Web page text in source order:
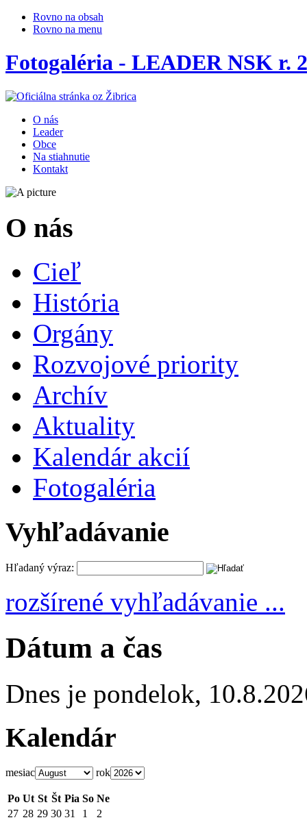
Rovno na obsah
Rovno na menu
Fotogaléria - LEADER NSK r.
O nás
Leader
Obce
Na stiahnutie
Kontakt
O nás
Cieľ
História
Orgány
Rozvojové priority
Archív
Aktuality
Kalendár akcií
Fotogaléria
Vyhľadávanie
Hľadaný výraz:
rozšírené vyhľadávanie ...
Dátum a čas
Dnes je pondelok,
Kalendár
mesiac rok
Po Ut St Št Pia So Ne
27 28 29 30 31 1
2